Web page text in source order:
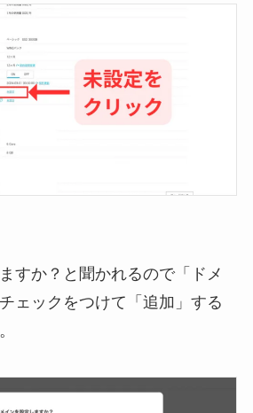
すか？と聞かれるので「ドメ
ェックをつけて「追加」する